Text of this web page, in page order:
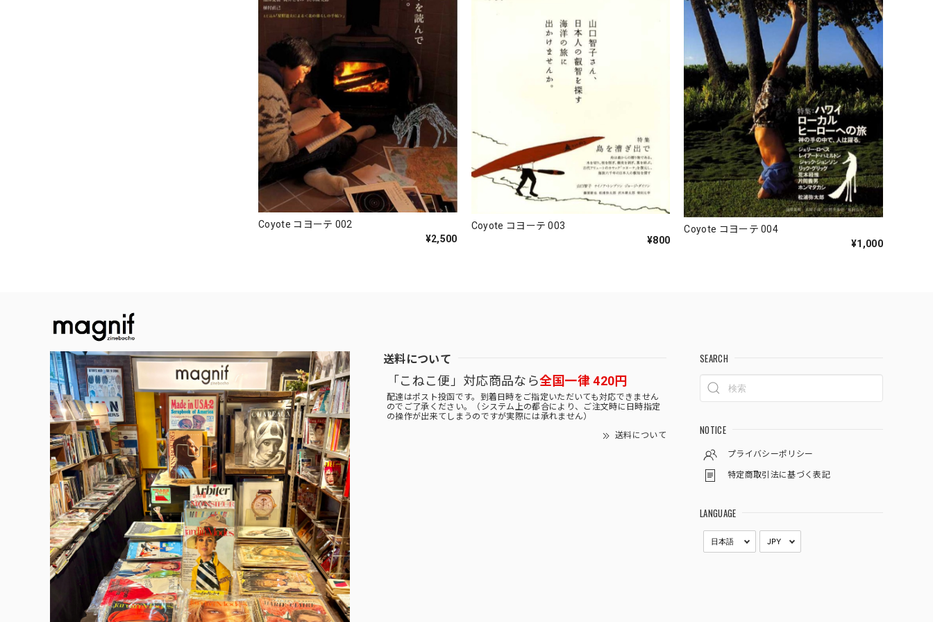
Coyote コヨーテ 002
¥2,500
Coyote コヨーテ 003
¥800
Coyote コヨーテ 004
¥1,000
送料について
「こねこ便」対応商品なら全国一律 420円
配達はポスト投函です。到着日時をご指定いただいても対応できません
のでご了承ください。（システム上の都合により、ご注文時に日時指定
の操作が出来てしまうのですが実際には承れません）
送料について
SEARCH
NOTICE
プライバシーポリシー
特定商取引法に基づく表記
LANGUAGE